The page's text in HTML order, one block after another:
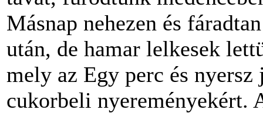
Másnap nehezen és
után, de hamar lelkesek
mely az Egy perc és
cukorbeli nyereményekért.